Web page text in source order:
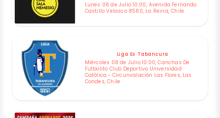
Lunes 06 de Julio 10:00, Avenida Fernando
Castillo Velasco 8580, La Reina, Chile
Liga Ex Tabancura
Miércoles 08 de Julio 10:00, Canchas De
Futbolito Club Deportivo Universidad
Católica - Circunvalación Las Flores, Las
Condes, Chile